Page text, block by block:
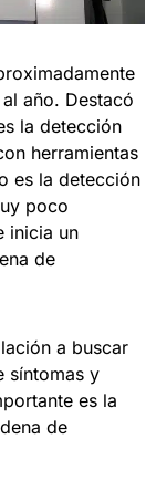
año. Destacó
la detección
herramientas
es la detección
poco
inicia un
de
a buscar
síntomas y
es la
de